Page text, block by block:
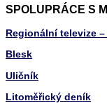
SPOLUPRÁCE S
Regionální televize –
Blesk
Uličník
Litoměřický deník